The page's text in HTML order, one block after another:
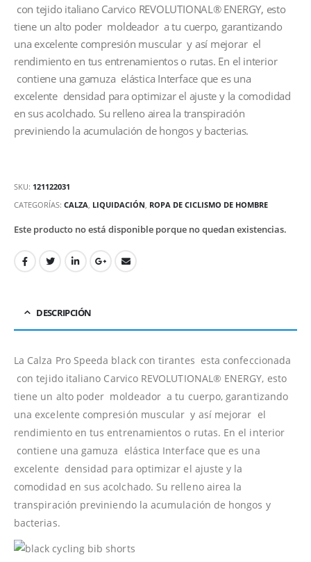
con tejido italiano Carvico REVOLUTIONAL® ENERGY, esto
tiene un alto poder moldeador a tu cuerpo, garantizando
una excelente compresión muscular y así mejorar el
rendimiento en tus entrenamientos o rutas. En el interior
contiene una gamuza elástica Interface que es una
excelente densidad para optimizar el ajuste y la comodidad
en sus acolchado. Su relleno airea la transpiración
previniendo la acumulación de hongos y bacterias.
SKU: 121122031
CATEGORÍAS: CALZA LIQUIDACIÓN ROPA DE CICLISMO DE HOMBRE
Este producto no está disponible porque no quedan existencias.
DESCRIPCIÓN
La Calza Pro Speeda black con tirantes esta confeccionada
con tejido italiano Carvico REVOLUTIONAL® ENERGY, esto
tiene un alto poder moldeador a tu cuerpo, garantizando
una excelente compresión muscular y así mejorar el
rendimiento en tus entrenamientos o rutas. En el interior
contiene una gamuza elástica Interface que es una
excelente densidad para optimizar el ajuste y la
comodidad en sus acolchado. Su relleno airea la
transpiración previniendo la acumulación de hongos y
bacterias.